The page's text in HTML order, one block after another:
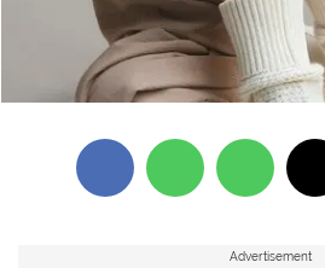
Advertisement